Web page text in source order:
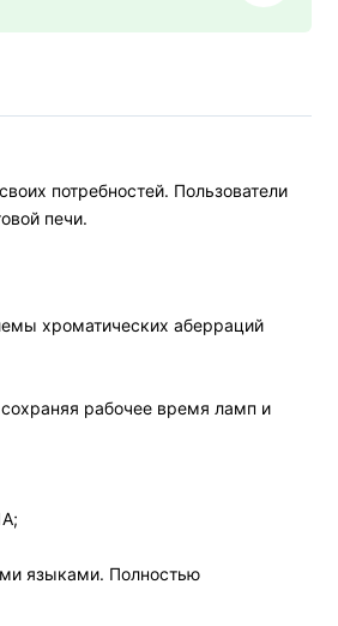
потребностей. Пользователи
печи.
хроматических аберраций
рабочее время ламп и
языками. Полностью